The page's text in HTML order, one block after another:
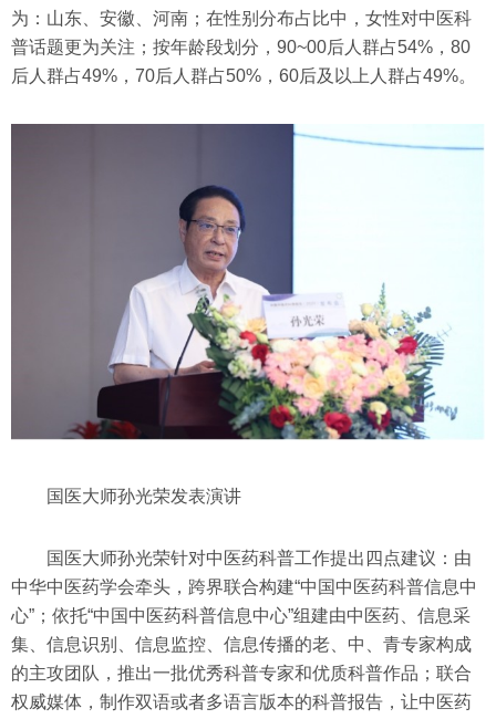
为：山东、安徽、河南；在性别分布占比中，女性对中医科
普话题更为关注；按年龄段划分，90~00后人群占54%，80
后人群占49%，70后人群占50%，60后及以上人群占49%。
国医大师孙光荣发表演讲
国医大师孙光荣针对中医药科普工作提出四点建议：由
中华中医药学会牵头，跨界联合构建“中国中医药科普信息中
心”；依托“中国中医药科普信息中心”组建由中医药、信息采
集、信息识别、信息监控、信息传播的老、中、青专家构成
的主攻团队，推出一批优秀科普专家和优质科普作品；联合
权威媒体，制作双语或者多语言版本的科普报告，让中医药